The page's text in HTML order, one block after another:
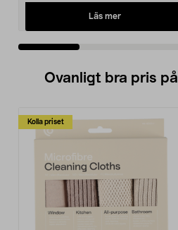
Läs mer
Ovanligt bra pris
Kolla priset